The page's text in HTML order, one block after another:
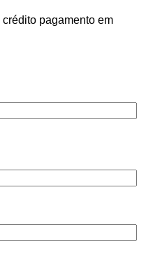
crédito pagamento em